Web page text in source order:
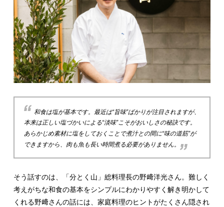
和食は塩が基本です。最近は“旨味”ばかりが注目されますが、
本来は正しい塩づかいによる“淡味”こそがおいしさの秘訣です。
あらかじめ素材に塩をしておくことで煮汁との間に“味の道筋”が
できますから、肉も魚も長い時間煮る必要がありません。
そう話すのは、「分とく山」総料理長の野﨑洋光さん。難しく
考えがちな和食の基本をシンプルにわかりやすく解き明かして
くれる野﨑さんの話には、家庭料理のヒントがたくさん隠され